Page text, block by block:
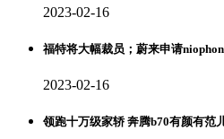
2023-02-16
福特将大幅裁员；蔚来申请
2023-02-16
领跑十万级家轿 奔腾b70有颜有范